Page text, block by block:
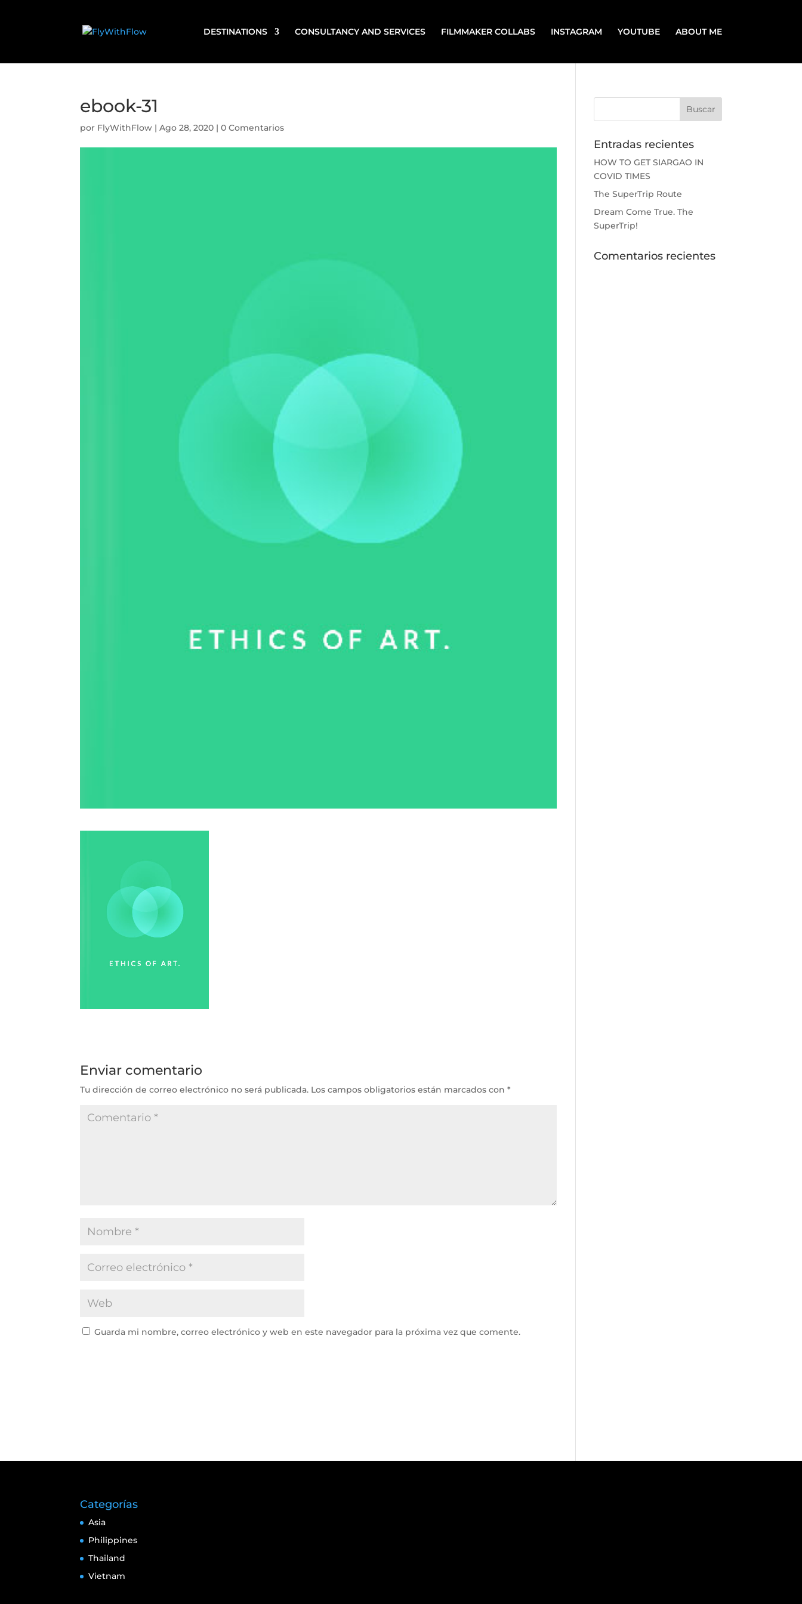
DESTINATIONS CONSULTANCY AND SERVICES FILMMAKER COLLABS INSTAGRAM YOUTUBE ABOUT ME
ebook-31
por FlyWithFlow |Ago 28, 2020 |0 Comentarios
Enviar comentario
Tu dirección de correo electrónico no será publicada. Los campos obligatorios están marcados con*
Guarda mi nombre, correo electrónico y web en este navegador para la próxima vez que comente.
Entradas recientes
HOW TO GET SIARGAO IN
COVID TIMES
The SuperTrip Route
Dream Come True. The
SuperTrip!
Comentarios recientes
Categorías
Asia
Philippines
Thailand
Vietnam